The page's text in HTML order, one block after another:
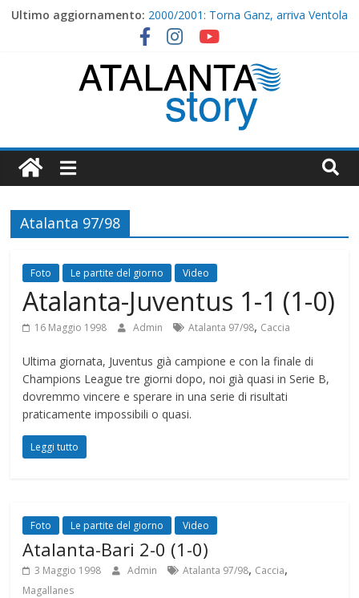
SkipUltimo aggiornamento: 2000/2001: Torna Ganz, arriva Ventola
I nostri ritiri – 1998/1999
2001/2002 : Comandini e Saudati
Hapoel Haifa-Atalanta 1-4 (1-2)
I nostri ritiri – 1999/2000
Atalanta
Story
Atalanta 97/98
Foto Le partite del giorno Video
Atalanta-Juventus 1-1 (1-0)
16 Maggio 1998 Admin Atalanta 97/98, Caccia
Ultima giornata, Juventus già campione e con la finale di
Champions League tre giorni dopo, noi già quasi in Serie B,
dovremmo vincere e sperare in una serie di risultati
praticamente impossibili o quasi.
Leggi tutto
Foto Le partite del giorno Video
Atalanta-Bari 2-0 (1-0)
3 Maggio 1998 Admin Atalanta 97/98, Caccia,
Magallanes